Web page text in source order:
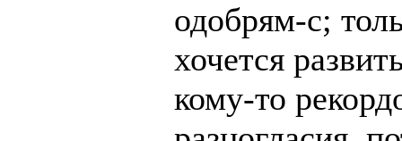
одобрям-с;
хочется
кому-то